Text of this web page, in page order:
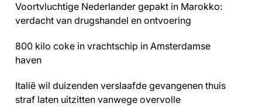
Voortvluchtige Nederlander gepakt in Marokko:
verdacht van drugshandel en ontvoering
800 kilo coke in vrachtschip in Amsterdamse
haven
Italië wil duizenden verslaafde gevangenen thuis
straf laten uitzitten vanwege overvolle